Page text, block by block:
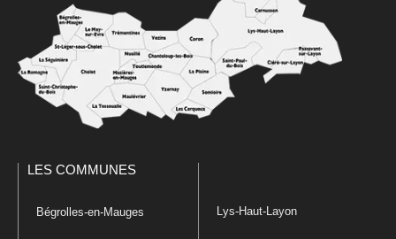
LES COMMUNES
Bégrolles-en-Mauges Lys-Haut-Layon